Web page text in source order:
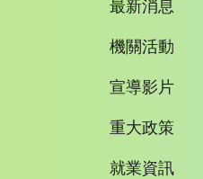
最新消息
機關活動
宣導影片
重大政策
就業資訊